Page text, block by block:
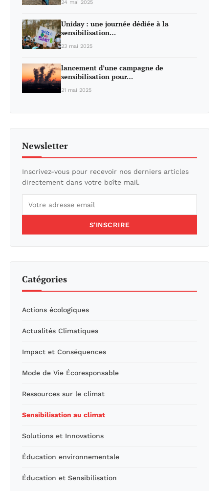
24 mai 2025
Uniday : une journée dédiée à la
sensibilisation…
23 mai 2025
lancement d’une campagne de
sensibilisation pour…
21 mai 2025
Newsletter
Inscrivez-vous pour recevoir nos derniers articles
directement dans votre boîte mail.
S'INSCRIRE
Catégories
Actions écologiques
Actualités Climatiques
Impact et Conséquences
Mode de Vie Écoresponsable
Ressources sur le climat
Sensibilisation au climat
Solutions et Innovations
Éducation environnementale
Éducation et Sensibilisation